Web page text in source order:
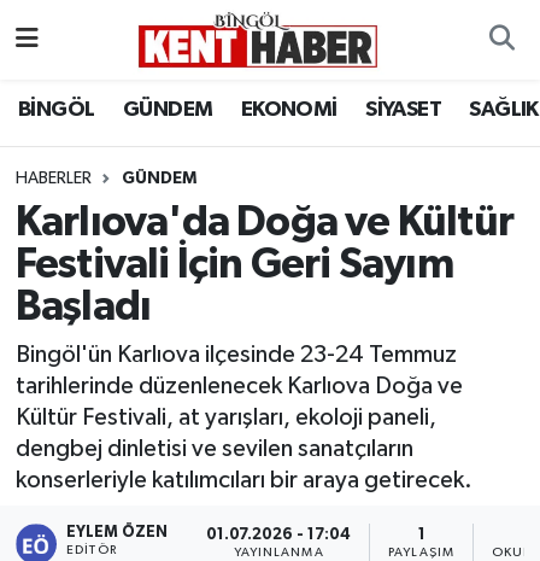
BİNGÖL GÜNDEM EKONOMİ SİYASET SAĞLIK
HABERLER GÜNDEM
Karlıova'da Doğa ve Kültür
Festivali İçin Geri Sayım
Başladı
Bingöl'ün Karlıova ilçesinde 23-24 Temmuz
tarihlerinde düzenlenecek Karlıova Doğa ve
Kültür Festivali, at yarışları, ekoloji paneli,
dengbej dinletisi ve sevilen sanatçıların
konserleriyle katılımcıları bir araya getirecek.
EYLEM ÖZEN
EDITÖR
01.07.2026 - 17:04
YAYINLANMA PAYLAŞIM
BİLİM-TEKNOLOJİ
DÜNYA
EĞİTİM
GENÇ
GÜNDEM
KARLIOVA
Bingöl Hava Durumu
Bingöl Namaz Vakitleri
Bingöl Trafik Yoğunluk Haritası
Tüm Manşetler
Son Dakika Haberleri
Haber Arşivi